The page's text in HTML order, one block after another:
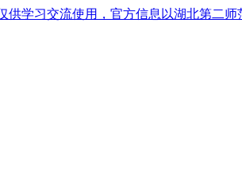
学习交流使用，官方信息以湖北第二师